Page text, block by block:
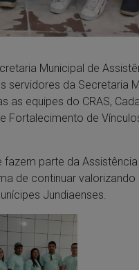
Municipal de
servidores da Secretaria
as equipes do CRAS,
Fortalecimento de
parte da
de continuar
Jundiaenses.